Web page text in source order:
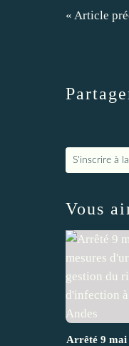
« Article
S'inscrire à
Vous
Arrêté 9 mai